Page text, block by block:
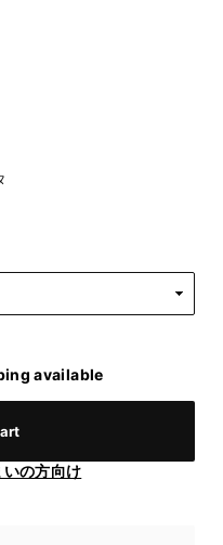
available
いの方向け